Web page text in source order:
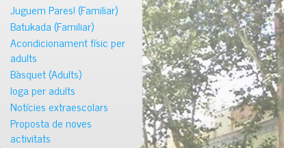
Juguem Pares! (Familiar)
Batukada (Familiar)
Acondicionament físic per
adults
Bàsquet (Adults)
Ioga per adults
Notícies extraescolars
Proposta de noves
activitats